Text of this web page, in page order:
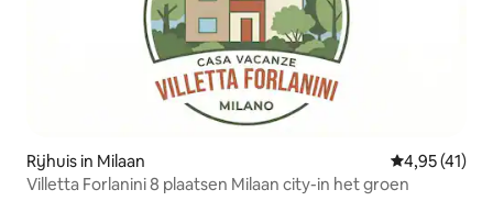
Rijhuis in Milaan Gemiddelde
4,95 (41)
Villetta Forlanini 8 plaatsen Milaan city-in het groen